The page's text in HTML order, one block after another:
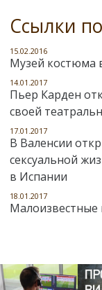
Ссылки
15.02.2016
Музей костюма
14.01.2017
Пьер Карден
своей
17.01.2017
В Валенсии
сексуальной
в Испании
18.01.2017